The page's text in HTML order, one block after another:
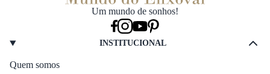
Um mundo de sonhos!
INSTITUCIONAL
Quem somos